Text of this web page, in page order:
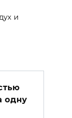
и
одну